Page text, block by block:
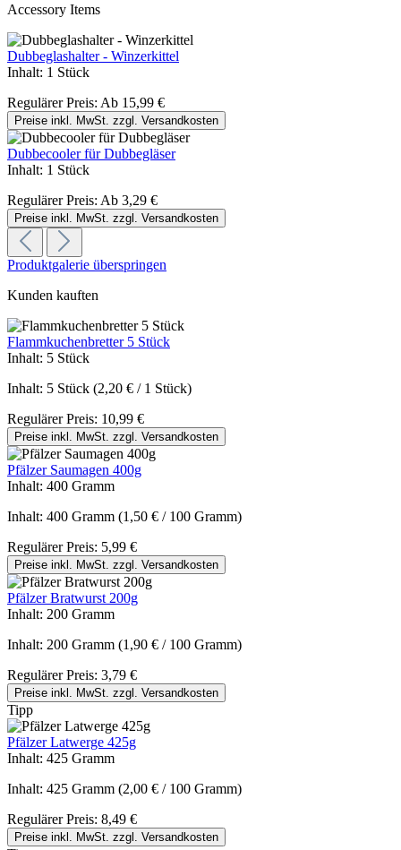
Accessory Items
Dubbeglashalter - Winzerkittel
Inhalt: 1 Stück
Regulärer Preis: Ab 15,99 €
Preise inkl. MwSt. zzgl. Versandkosten
Dubbecooler für Dubbegläser
Inhalt: 1 Stück
Regulärer Preis: Ab 3,29 €
Preise inkl. MwSt. zzgl. Versandkosten
Produktgalerie überspringen
Kunden kauften
Flammkuchenbretter 5 Stück
Inhalt: 5 Stück
Inhalt: 5 Stück (2,20 € / 1 Stück)
Regulärer Preis: 10,99 €
Preise inkl. MwSt. zzgl. Versandkosten
Pfälzer Saumagen 400g
Inhalt: 400 Gramm
Inhalt: 400 Gramm (1,50 € / 100 Gramm)
Regulärer Preis: 5,99 €
Preise inkl. MwSt. zzgl. Versandkosten
Pfälzer Bratwurst 200g
Inhalt: 200 Gramm
Inhalt: 200 Gramm (1,90 € / 100 Gramm)
Regulärer Preis: 3,79 €
Preise inkl. MwSt. zzgl. Versandkosten
Tipp
Pfälzer Latwerge 425g
Inhalt: 425 Gramm
Inhalt: 425 Gramm (2,00 € / 100 Gramm)
Regulärer Preis: 8,49 €
Preise inkl. MwSt. zzgl. Versandkosten